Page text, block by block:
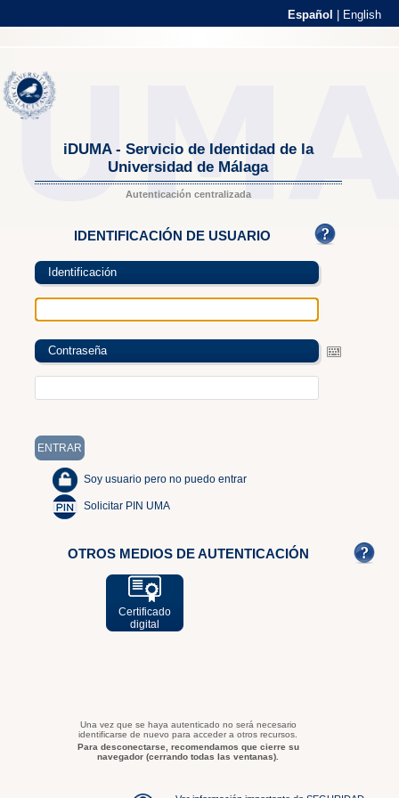
Español English
iDUMA - Servicio de Identidad de la
Universidad de Málaga
Autenticación centralizada
IDENTIFICACIÓN DE USUARIO
Identificación
Contraseña
Soy usuario pero no puedo entrar
Solicitar PIN UMA
OTROS MEDIOS DE AUTENTICACIÓN
Certificado
digital
Una vez que se haya autenticado no será necesario
identificarse de nuevo para acceder a otros recursos.
Para desconectarse, recomendamos que cierre su
navegador (cerrando todas las ventanas).